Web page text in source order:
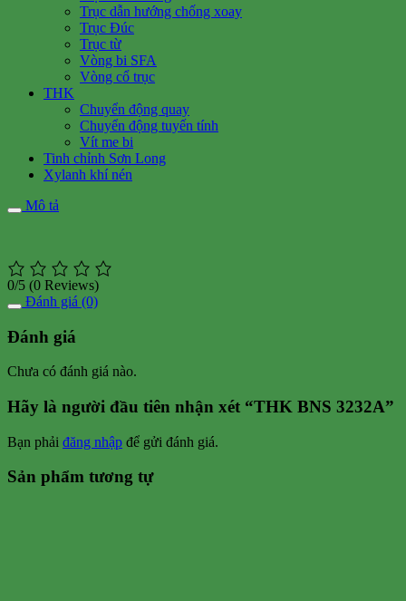
Trục dẫn hướng chống xoay
Trục Đúc
Trục từ
Vòng bi SFA
Vòng cổ trục
THK
Chuyển động quay
Chuyển động tuyến tính
Vít me bi
Tinh chỉnh Sơn Long
Xylanh khí nén
Mô tả
0/5 (0 Reviews)
Đánh giá (0)
Đánh giá
Chưa có đánh giá nào.
Hãy là người đầu tiên nhận xét “THK BNS 3232A”
Bạn phải đăng nhập để gửi đánh giá.
Sản phẩm tương tự